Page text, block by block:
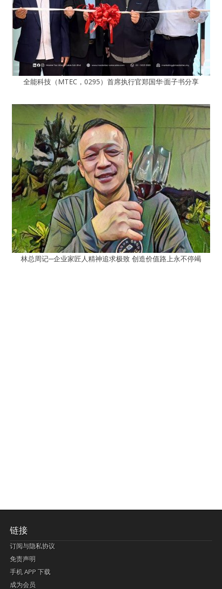
全能科技（MTEC，0295）首席执行官郑国华·面子书分享
林总周记─企业家匠人精神追求极致 创造价值路上永不停竭
链接
订阅与隐私协议
免责声明
手机 APP 下载
成为会员